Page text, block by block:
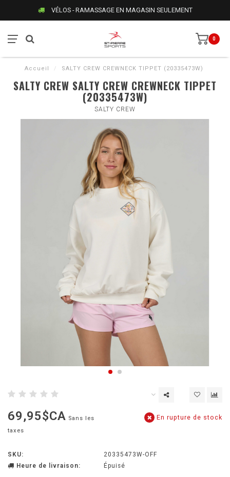
VÉLOS - RAMASSAGE EN MAGASIN SEULEMENT
0
Accueil / SALTY CREW CREWNECK TIPPET (20335473W)
SALTY CREW SALTY CREW CREWNECK TIPPET
(20335473W)
SALTY CREW
69,95$CA Sans les
taxes
En rupture de stock
SKU:
20335473W-OFF
Heure de livraison:
Épuisé